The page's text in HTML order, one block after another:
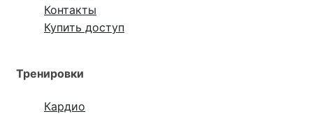
Контакты
Купить доступ
Тренировки
Кардио